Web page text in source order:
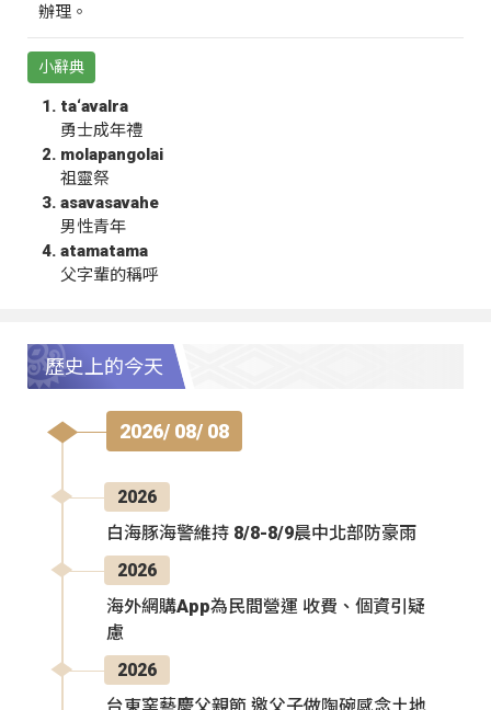
辦理。
小辭典
ta‘avalra
勇士成年禮
molapangolai
祖靈祭
asavasavahe
男性青年
atamatama
父字輩的稱呼
歷史上的今天
2026/ 08/ 08
2026
白海豚海警維持 8/8-8/9晨中北部防豪雨
2026
海外網購App為民間營運 收費、個資引疑
慮
2026